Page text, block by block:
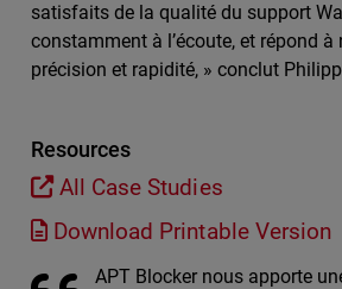
satisfaits de la qualité du support
constamment à l’écoute, et répond
précision et rapidité, » conclut
Resources
All Case Studies
Download Printable Version
APT Blocker nous apporte